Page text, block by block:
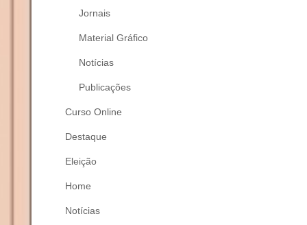
Jornais
Material Gráfico
Notícias
Publicações
Curso Online
Destaque
Eleição
Home
Notícias